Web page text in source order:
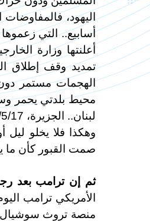
الهجمات مستمر
محيط بلدتي يحمر
وهكذا فلا يخلو
صمت القبور كأن ما
ثم إن ترامب بعد
الأمريكي ترامب
منصة تروث سوشيال: